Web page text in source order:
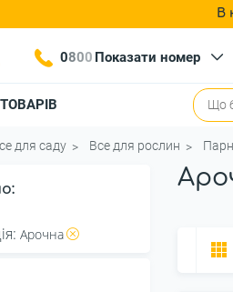
В
0800 Показати номер
для саду Все для рослин
Арочна